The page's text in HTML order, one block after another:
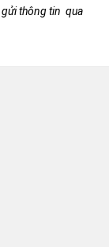
gửi thông tin qua